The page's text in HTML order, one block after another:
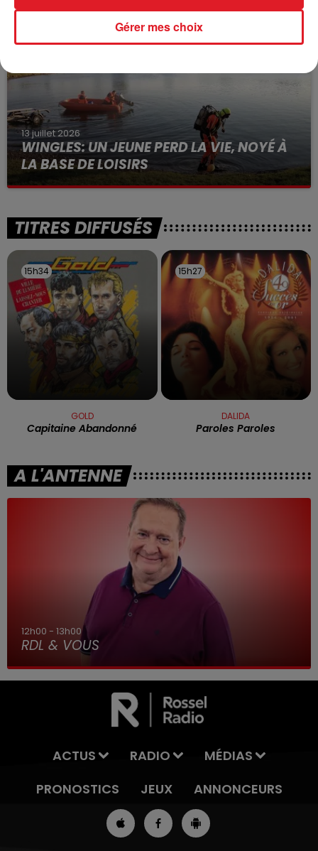
à des prostituées
13 juillet 2026
WINGLES: UN JEUNE PERD LA VIE, NOYÉ À
LA BASE DE LOISIRS
La victime a coulé à pic
TITRES DIFFUSÉS
15h34
15h34
GOLD
Capitaine Abandonné
15h27
15h27
DALIDA
Paroles Paroles
A L'ANTENNE
12h00 - 13h00
RDL & VOUS
ACTUS RADIO
MÉDIAS
PRONOSTICS
JEUX ANNONCEURS
Gérer mes choix